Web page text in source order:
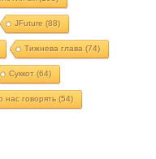
JFuture (88)
Тижнева глава (74)
Суккот (64)
нас говорять (54)